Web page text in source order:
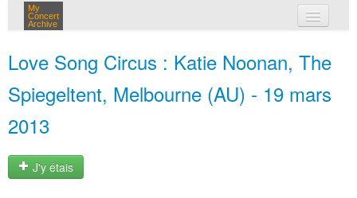
My
Concert
Archive
Love Song Circus : Katie Noonan, The
Spiegeltent, Melbourne (AU) - 19 mars
2013
J'y étais